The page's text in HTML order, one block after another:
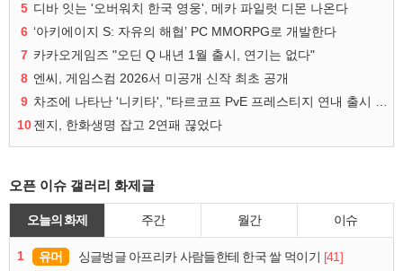
5 디바 잇는 '오버워치 한국 영웅', 메카 파일럿 디몬 나온다
6 ‘아키에이지 S: 자유의 해협’ PC MMORPG로 개발한다
7 카카오게임즈 "오딘 Q 내년 1월 출시, 연기는 없다"
8 엔씨, 게임스컴 2026서 미공개 신작 최초 공개
9
차조에 나타난 '니키타', "타르코프 PvE 프레스티지 연내 출시 목표"
10젠지, 한화생명 잡고 2연패 끊었다
오픈 이슈 갤러리 화제글
오늘의 화제 주간 월간 이슈
1 유머 싱글벙글 아프리카 사람들한테 한국 쌀 먹이기
[41]